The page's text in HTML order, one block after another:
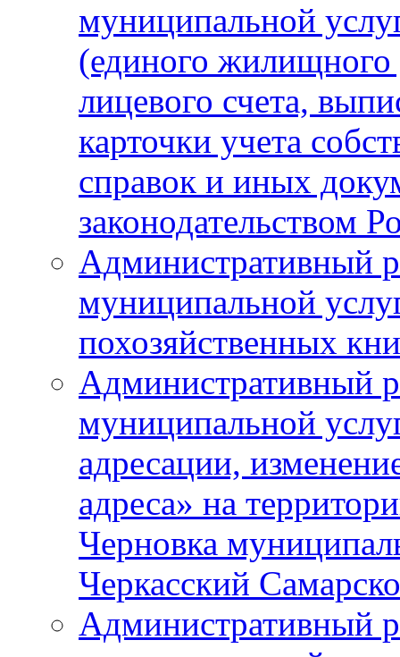
муниципальной
(единого жилищного
лицевого счета,
карточки учета
справок и иных
законодательством
Административный
муниципальной
похозяйственных
Административный
муниципальной
адресации,
адреса» на
Черновка
Черкасский
Административный